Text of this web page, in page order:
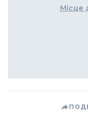
Місце